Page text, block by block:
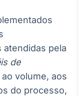
atendidas pela
de
volume, aos
do processo,